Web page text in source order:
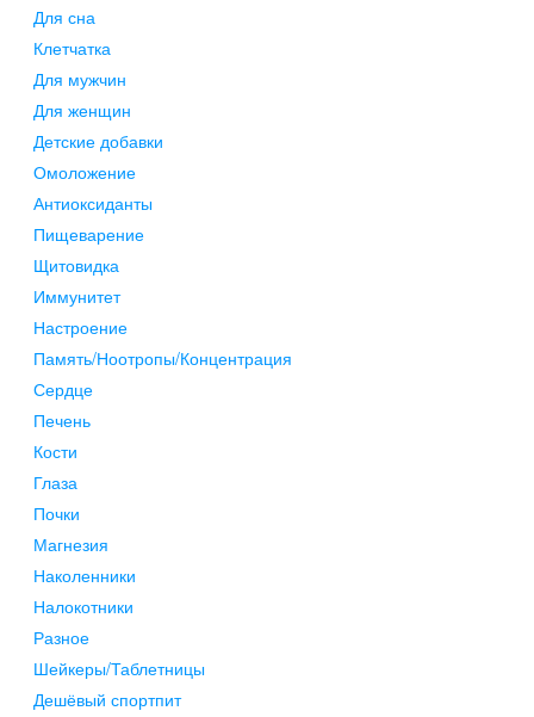
Для сна
Клетчатка
Для мужчин
Для женщин
Детские добавки
Омоложение
Антиоксиданты
Пищеварение
Щитовидка
Иммунитет
Настроение
Память/Ноотропы/Концентрация
Сердце
Печень
Кости
Глаза
Почки
Магнезия
Наколенники
Налокотники
Разное
Шейкеры/Таблетницы
Дешёвый спортпит